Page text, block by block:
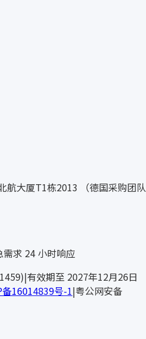
航大厦T1栋2013
（德国采购团队
求 24 小时响应
|有效期至 2027年12月26日
备16014839号-1|粤公网安备